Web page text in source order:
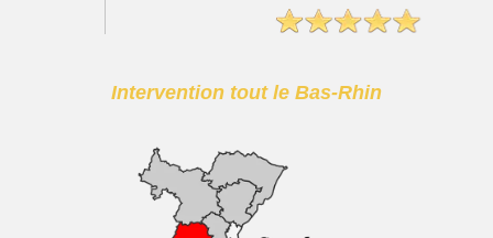
Intervention tout le Bas-Rhin